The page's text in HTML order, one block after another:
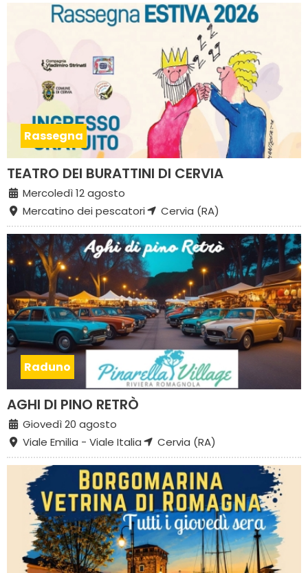
Rassegna
TEATRO DEI BURATTINI DI CERVIA
Mercoledì 12 agosto
Mercatino dei pescatori
Cervia (RA)
Raduno
AGHI DI PINO RETRÒ
Giovedì 20 agosto
Viale Emilia - Viale Italia
Cervia (RA)